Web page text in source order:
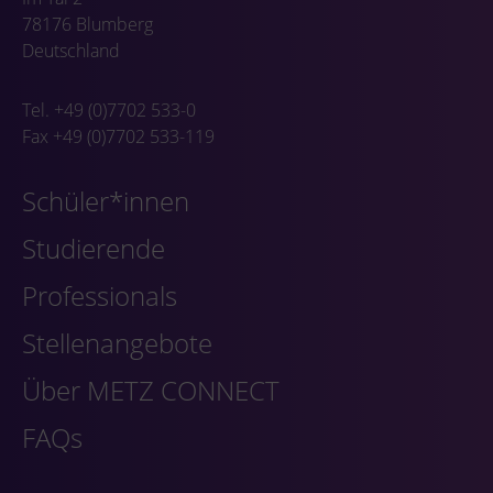
78176 Blumberg
Deutschland
Tel. +49 (0)7702 533-0
Fax +49 (0)7702 533-119
Schüler*innen
Studierende
Professionals
Stellenangebote
Über METZ CONNECT
FAQs